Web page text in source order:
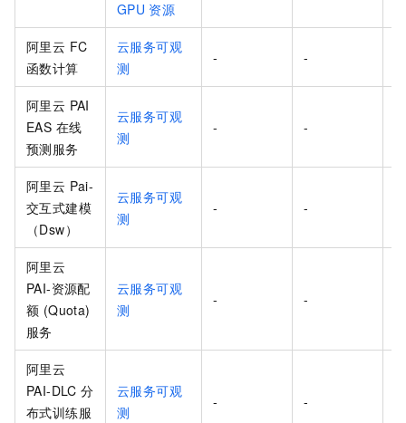
GPU 资源
阿里云 FC
函数计算
云服务可观
测
- -
阿里云 PAI
EAS 在线
预测服务
云服务可观
测
- -
阿里云 Pai-
交互式建模
（Dsw）
云服务可观
测
- -
阿里云
PAI-资源配
额 (Quota)
服务
云服务可观
测
- -
阿里云
PAI-DLC 分
布式训练服
云服务可观
测
- -